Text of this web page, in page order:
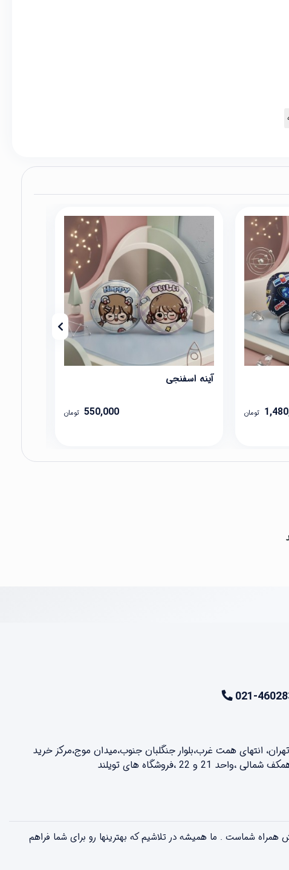
تومان
آینه اسفنجی
550,000 تومان
021-
انتهای همت غرب،بلوار جنگلبان جنوب،میدان موج،مرکز خرید
و 22 ،فروشگاه های تویلند
لذت بخش همراه شماست . ما همیشه در تلاشیم که بهترینها رو برای شما فراهم